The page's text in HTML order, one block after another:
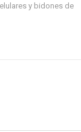
y bidones de